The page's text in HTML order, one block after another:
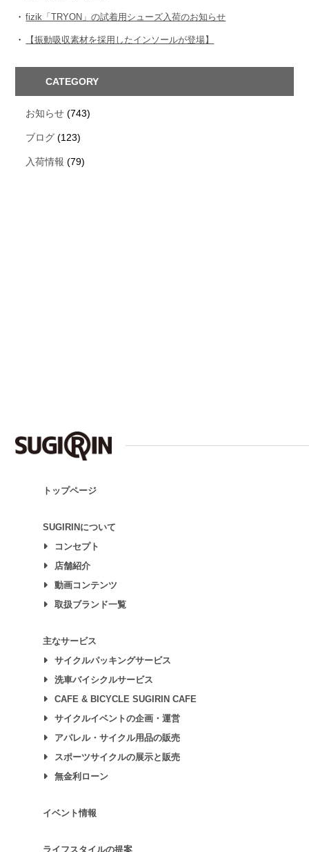
fizik「TRYON」の試着用シューズ入荷のお知らせ
【振動吸収素材を採用したインソールが登場】
CATEGORY
お知らせ (743)
ブログ (123)
入荷情報 (79)
トップページ
SUGIRINについて
コンセプト
店舗紹介
動画コンテンツ
取扱ブランド一覧
主なサービス
サイクルパッキングサービス
洗車バイシクルサービス
CAFE & BICYCLE SUGIRIN CAFE
サイクルイベントの企画・運営
アパレル・サイクル用品の販売
スポーツサイクルの展示と販売
無金利ローン
イベント情報
ライフスタイルの提案